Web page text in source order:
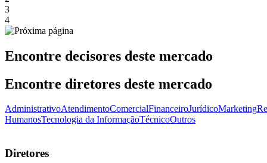
3
4
Encontre decisores deste mercado
Encontre diretores deste mercado
AdministrativoAtendimentoComercialFinanceiroJurídicoMarketing
HumanosTecnologia da InformaçãoTécnicoOutros
Diretores